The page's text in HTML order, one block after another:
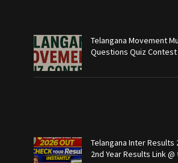
Telangana Movement
Questions Quiz Contest
Telangana Inter Results
2nd Year Results Link